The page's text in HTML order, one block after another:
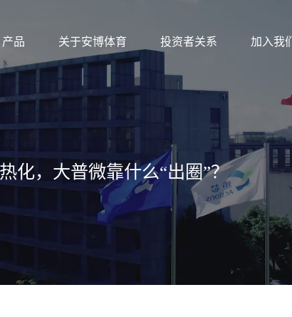
产品 关于安博体育 投资者关系 加入我们
化，大普微靠什么“出圈”？